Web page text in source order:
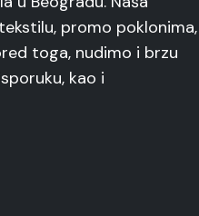
promo poklonima,
toga, nudimo i brzu
kao i